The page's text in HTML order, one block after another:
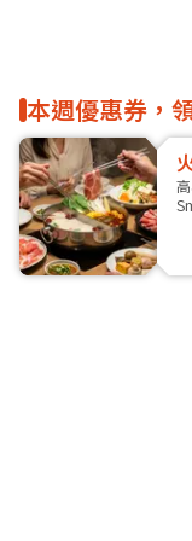
本週優惠券，